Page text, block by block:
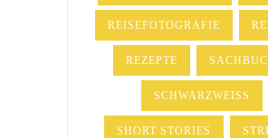
REISEFOTOGRAFIE
REZEPTE
SCHWARZWEISS
SHORT STORIES